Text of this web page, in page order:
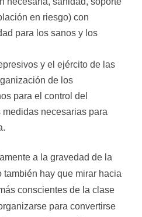
en riesgo) con
para los sanos y los
y el ejército de las
de los
para el control del
necesarias para
a la gravedad de la
hay que mirar hacia
conscientes de la clase
para convertirse